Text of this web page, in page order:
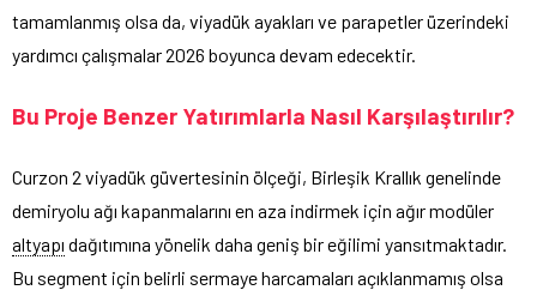
tamamlanmış olsa da, viyadük ayakları ve parapetler üzerindeki
yardımcı çalışmalar 2026 boyunca devam edecektir.
Bu Proje Benzer Yatırımlarla Nasıl Karşılaştırılır?
Curzon 2 viyadük güvertesinin ölçeği, Birleşik Krallık genelinde
demiryolu ağı kapanmalarını en aza indirmek için ağır modüler
altyapı dağıtımına yönelik daha geniş bir eğilimi yansıtmaktadır.
Bu segment için belirli sermaye harcamaları açıklanmamış olsa